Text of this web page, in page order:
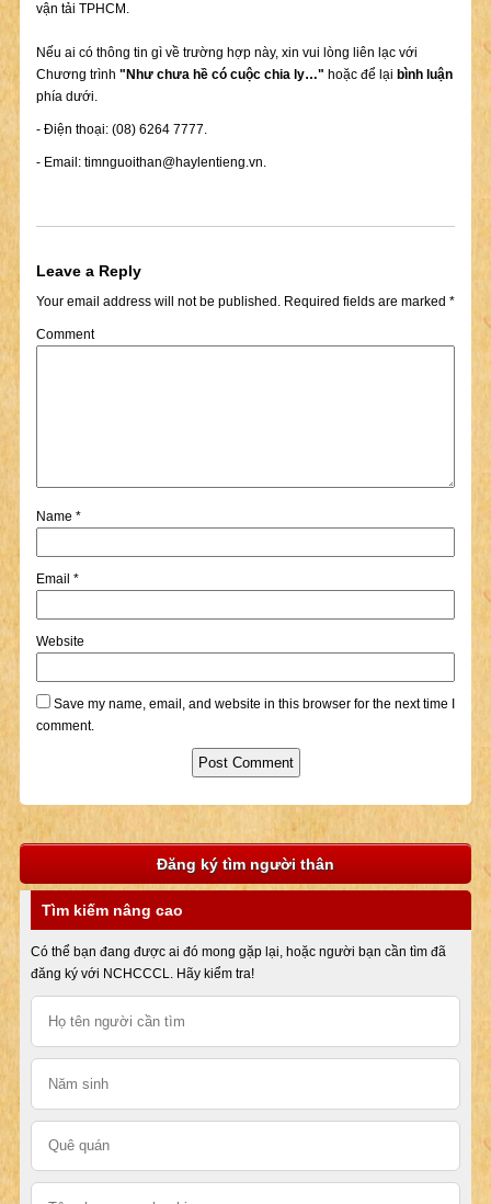
vận tải TPHCM.
Nếu ai có thông tin gì về trường hợp này, xin vui lòng liên lạc với
Chương trình "Như chưa hề có cuộc chia ly…" hoặc để lại bình luận
phía dưới.
- Điện thoại: (08) 6264 7777.
- Email: timnguoithan@haylentieng.vn.
Leave a Reply
Your email address will not be published.Required fields are marked *
Comment
Name *
Email *
Website
Save my name, email, and website in this browser for the next time I
comment.
Đăng ký tìm người thân
Tìm kiếm nâng cao
Có thể bạn đang được ai đó mong gặp lại, hoặc người bạn cần tìm đã
đăng ký với NCHCCCL. Hãy kiểm tra!